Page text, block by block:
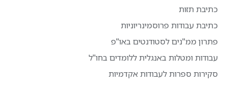
כתיבת תזות
כתיבת עבודות פרוסמינריוניות
פתרון ממ"נים לסטודנטים באו"פ
עבודות ומטלות באנגלית ללומדים בחו"ל
סקירות ספרות לעבודות אקדמיות